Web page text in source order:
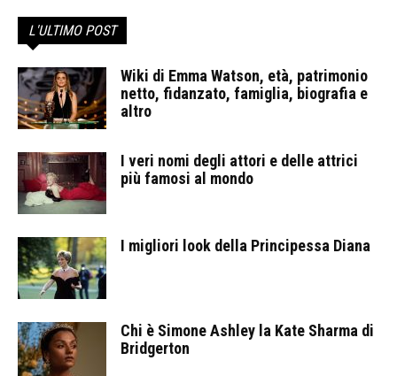
L'ULTIMO POST
Wiki di Emma Watson, età, patrimonio
netto, fidanzato, famiglia, biografia e
altro
I veri nomi degli attori e delle attrici
più famosi al mondo
I migliori look della Principessa Diana
Chi è Simone Ashley la Kate Sharma di
Bridgerton